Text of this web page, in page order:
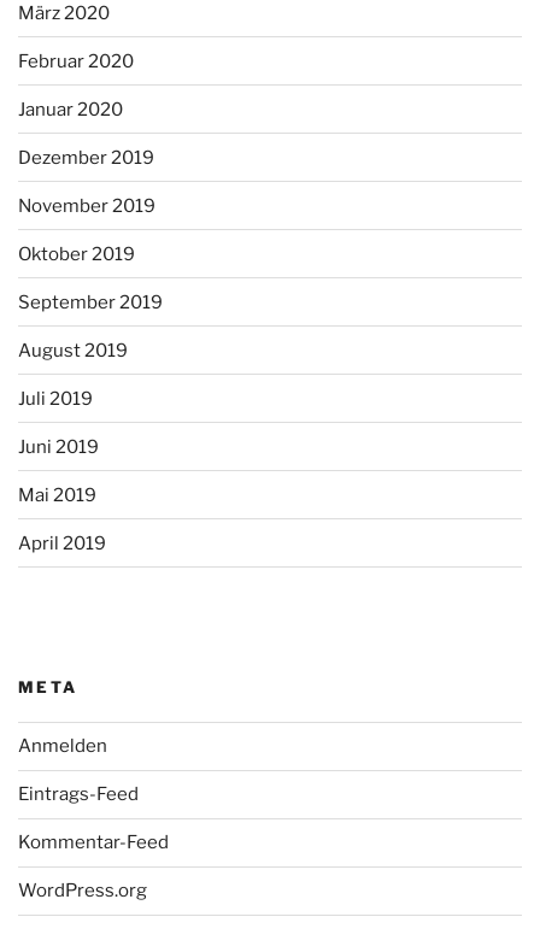
März 2020
Februar 2020
Januar 2020
Dezember 2019
November 2019
Oktober 2019
September 2019
August 2019
Juli 2019
Juni 2019
Mai 2019
April 2019
META
Anmelden
Eintrags-Feed
Kommentar-Feed
WordPress.org